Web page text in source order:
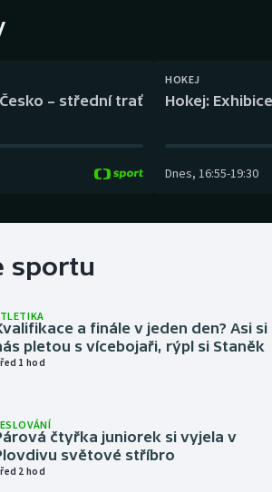
Florbal
Golf
Gymnastika
– střední trať
HOKEJ
Hokej:
Dnes, 16:55-19:30
sportu
a finále v jeden den? Asi si
pletou s vícebojaři, rýpl si Staněk
1 hod
čtyřka juniorek si vyjela v
světové stříbro
2 hod